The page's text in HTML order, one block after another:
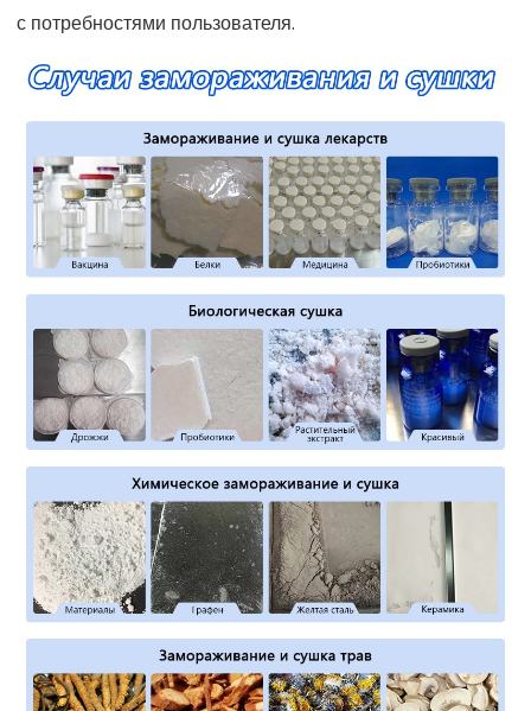
с потребностями пользователя.